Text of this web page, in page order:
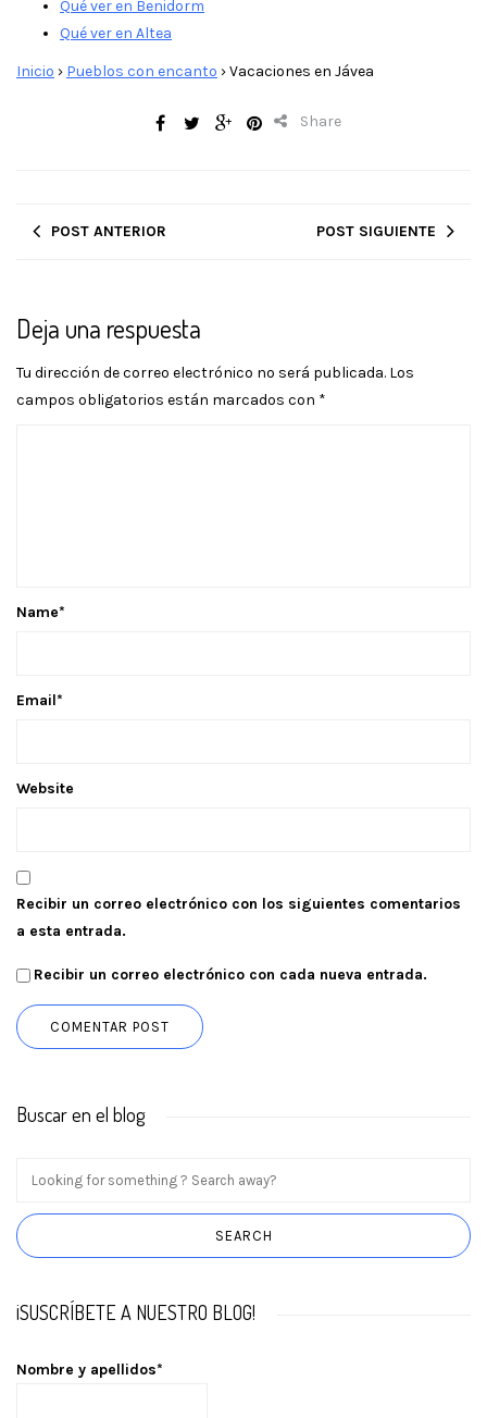
Qué ver en Benidorm
Qué ver en Altea
Inicio › Pueblos con encanto ›Vacaciones en Jávea
Share
POST ANTERIOR POST SIGUIENTE
Deja una respuesta
Tu dirección de correo electrónico no será publicada. Los
campos obligatorios están marcados con *
Name*
Email*
Website
Recibir un correo electrónico con los siguientes comentarios
a esta entrada.
Recibir un correo electrónico con cada nueva entrada.
Buscar en el blog
¡SUSCRÍBETE A NUESTRO BLOG!
Nombre y apellidos*